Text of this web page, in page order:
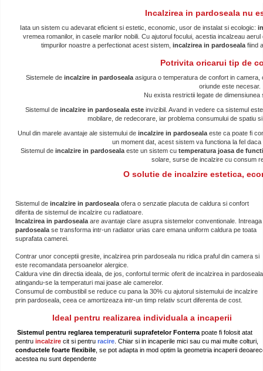
Incalzirea in pardoseala nu
Iata un sistem cu adevarat eficient si estetic, economic, usor de instalat si ecologic:
vremea romanilor, in casele marilor nobili. Cu ajutorul focului, acestia incalzeau
timpurilor noastre a perfectionat acest sistem, incalzirea in pardoseala fiind
Potrivita oricarui tip de
Sistemele de incalzire in pardoseala asigura o temperatura de confort in camera,
oriunde este necesar.
Nu exista restrictii legate de dimensiunea
Sistemul de incalzire in pardoseala esteinvizibil. Avand in vedere ca sistemul
mobilare, de redecorare, iar problema consumului de spatiu
Unul din marele avantaje ale sistemului de incalzire in pardoseala este ca poate fi
un moment dat, acest sistem va functiona la fel
Sistemul de incalzire in pardoseala este un sistem cu temperatura joasa de
solare, surse de incalzire cu consum
O solutie de incalzire estetica,
Sistemul de incalzire in pardoseala ofera o senzatie placuta de caldura si confort
diferita de sistemul de incalzire cu radiatoare.
Incalzirea in pardoseala are avantaje clare asupra sistemelor conventionale. Intreaga
pardoseala se transforma intr-un radiator urias care emana uniform caldura pe toata
suprafata camerei.
Contrar unor conceptii gresite, incalzirea prin pardoseala nu ridica praful din camera si
este recomandata persoanelor alergice.
Caldura vine din directia ideala, de jos, confortul termic oferit de incalzirea in pardoseala
atingandu-se la temperaturi mai joase ale camerelor.
Consumul de combustibil se reduce cu pana la 30% cu ajutorul sistemului de incalzire
prin pardoseala, ceea ce amortizeaza intr-un timp relativ scurt diferenta de cost.
Ideal pentru realizarea individuala a incaperii
Sistemul pentru reglarea temperaturii suprafetelor Fonterra poate fi folosit atat
pentru incalzire cit si pentru racire . Chiar si in incaperile mici sau cu mai multe colturi,
conductele foarte flexibile , se pot adapta in mod optim la geometria incaperii
acestea nu sunt dependente